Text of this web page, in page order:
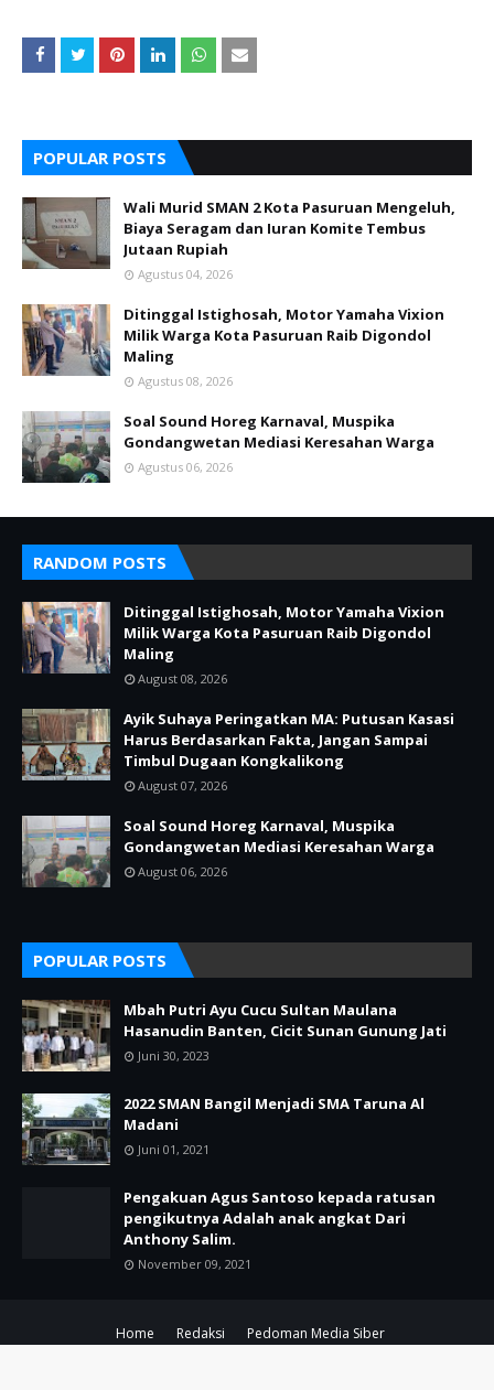
POPULAR POSTS
Wali Murid SMAN 2 Kota Pasuruan Mengeluh,
Biaya Seragam dan Iuran Komite Tembus
Jutaan Rupiah
Agustus 04, 2026
Ditinggal Istighosah, Motor Yamaha Vixion
Milik Warga Kota Pasuruan Raib Digondol
Maling
Agustus 08, 2026
Soal Sound Horeg Karnaval, Muspika
Gondangwetan Mediasi Keresahan Warga
Agustus 06, 2026
RANDOM POSTS
Ditinggal Istighosah, Motor Yamaha Vixion
Milik Warga Kota Pasuruan Raib Digondol
Maling
August 08, 2026
Ayik Suhaya Peringatkan MA: Putusan Kasasi
Harus Berdasarkan Fakta, Jangan Sampai
Timbul Dugaan Kongkalikong
August 07, 2026
Soal Sound Horeg Karnaval, Muspika
Gondangwetan Mediasi Keresahan Warga
August 06, 2026
POPULAR POSTS
Mbah Putri Ayu Cucu Sultan Maulana
Hasanudin Banten, Cicit Sunan Gunung Jati
Juni 30, 2023
2022 SMAN Bangil Menjadi SMA Taruna Al
Madani
Juni 01, 2021
Pengakuan Agus Santoso kepada ratusan
pengikutnya Adalah anak angkat Dari
Anthony Salim.
November 09, 2021
Home Redaksi
Pedoman Media Siber